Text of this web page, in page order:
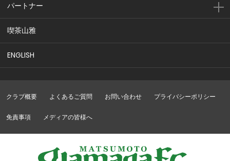
パートナー
喫茶山雅
ENGLISH
クラブ概要 よくあるご質問 お問い合わせ プライバシーポリシー
免責事項 メディアの皆様へ